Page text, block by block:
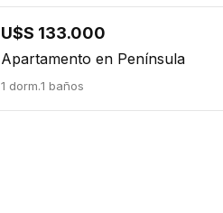
U$S 133.000
Apartamento en Península
1 dorm.1 baños